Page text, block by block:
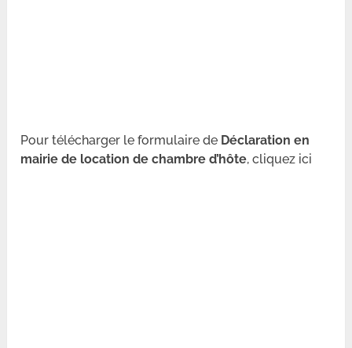
Pour télécharger le formulaire de Déclaration en
mairie de location de chambre d’hôte, cliquez ici